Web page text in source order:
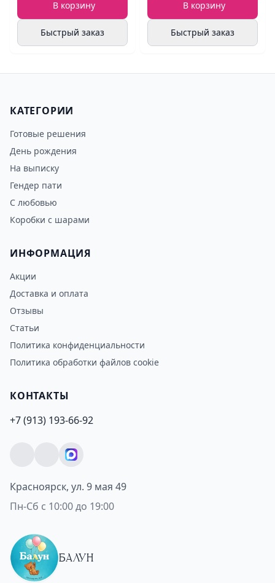
В корзину
Быстрый заказ
В корзину
Быстрый заказ
КАТЕГОРИИ
Готовые решения
День рождения
На выписку
Гендер пати
С любовью
Коробки с шарами
ИНФОРМАЦИЯ
Акции
Доставка и оплата
Отзывы
Статьи
Политика конфиденциальности
Политика обработки файлов cookie
КОНТАКТЫ
+7 (913) 193-66-92
Красноярск, ул. 9 мая 49
Пн-Сб с 10:00 до 19:00
БАЛУН